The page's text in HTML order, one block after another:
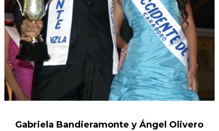
Gabriela Bandieramonte y Ángel Olivero